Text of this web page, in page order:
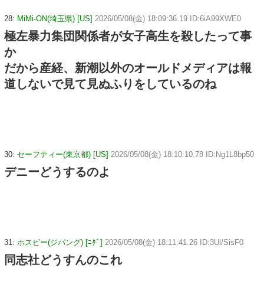
28: MiMi-ON(埼玉県) [US] 2026/05/08(金) 18:09:36.19 ID:6iA99XWE0
極左暴力集団関係者が女子高生を殺したって事
か
だから産経、新潮以外のオールドメディアは報
道しないで見て見ぬふりをしているのね
30: セーフティー(東京都) [US] 2026/05/08(金) 18:10:10.78 ID:Ng1L8bp50
デニーどうするのよ
31: ホスピー(ジパング) [ﾆﾀﾞ] 2026/05/08(金) 18:11:41.26 ID:3Ul/SisF0
同志社どうすんのこれ